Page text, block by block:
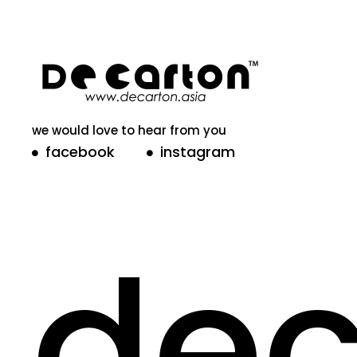
we would love to hear from you
facebook instagram